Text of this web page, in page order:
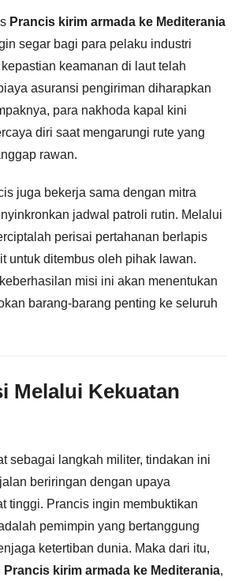
Prancis kirim armada ke Mediterania
segar bagi para pelaku industri
keamanan di laut telah
asuransi pengiriman diharapkan
para nakhoda kapal kini
diri saat mengarungi rute yang
rawan.
juga bekerja sama dengan mitra
jadwal patroli rutin. Melalui
perisai pertahanan berlapis
untuk ditembus oleh pihak lawan.
misi ini akan menentukan
barang-barang penting ke seluruh
Melalui Kekuatan
sebagai langkah militer, tindakan ini
beriringan dengan upaya
tinggi. Prancis ingin membuktikan
pemimpin yang bertanggung
ketertiban dunia. Maka dari itu,
Prancis kirim armada ke Mediterania,